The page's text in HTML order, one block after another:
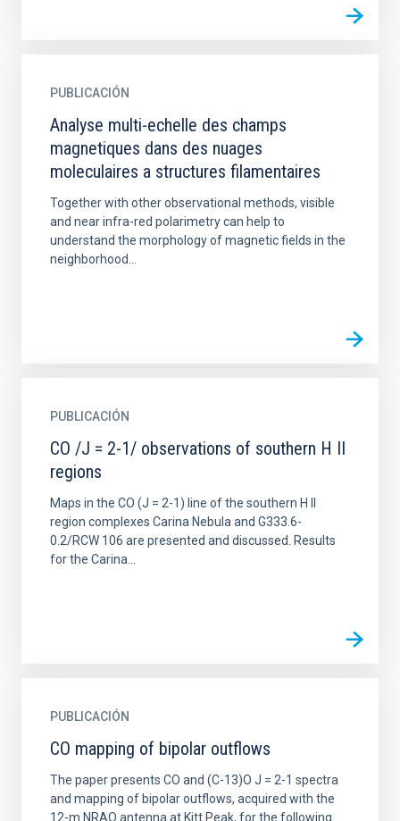
PUBLICACIÓN
Analyse multi-echelle des champs
magnetiques dans des nuages
moleculaires a structures filamentaires
Together with other observational methods, visible
and near infra-red polarimetry can help to
understand the morphology of magnetic fields in the
neighborhood...
PUBLICACIÓN
CO /J = 2-1/ observations of southern H II
regions
Maps in the CO (J = 2-1) line of the southern H II
region complexes Carina Nebula and G333.6-
0.2/RCW 106 are presented and discussed. Results
for the Carina...
PUBLICACIÓN
CO mapping of bipolar outflows
The paper presents CO and (C-13)O J = 2-1 spectra
and mapping of bipolar outflows, acquired with the
12-m NRAO antenna at Kitt Peak, for the following